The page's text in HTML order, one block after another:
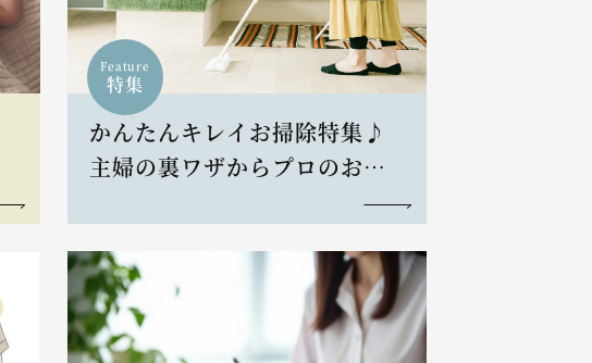
Feature
特集
かんたんキレイお掃除特集♪
主婦の裏ワザからプロのお掃